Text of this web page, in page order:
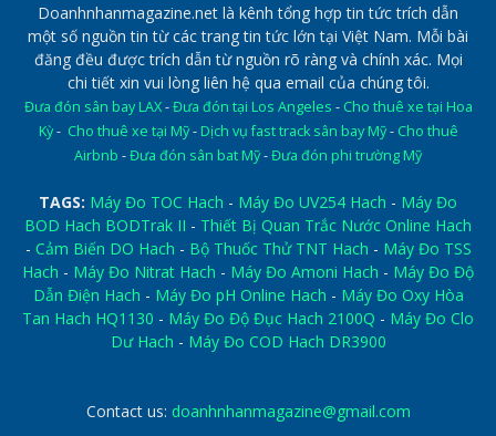
Doanhnhanmagazine.net là kênh tổng hợp tin tức trích dẫn
một số nguồn tin từ các trang tin tức lớn tại Việt Nam. Mỗi bài
đăng đều được trích dẫn từ nguồn rõ ràng và chính xác. Mọi
chi tiết xin vui lòng liên hệ qua email của chúng tôi.
Đưa đón sân bay LAX-Đưa đón tại Los Angeles - Cho thuê xe tại Hoa
Kỳ- Cho thuê xe tại Mỹ- Dịch vụ fast track sân bay Mỹ- Cho thuê
Airbnb -Đưa đón sân bat Mỹ-Đưa đón phi trường Mỹ
TAGS: Máy Đo TOC Hach - Máy Đo UV254 Hach - Máy Đo
BOD Hach BODTrak II - Thiết Bị Quan Trắc Nước Online Hach
- Cảm Biến DO Hach - Bộ Thuốc Thử TNT Hach - Máy Đo TSS
Hach - Máy Đo Nitrat Hach - Máy Đo Amoni Hach - Máy Đo Độ
Dẫn Điện Hach - Máy Đo pH Online Hach - Máy Đo Oxy Hòa
Tan Hach HQ1130 - Máy Đo Độ Đục Hach 2100Q - Máy Đo Clo
Dư Hach - Máy Đo COD Hach DR3900
Contact us: doanhnhanmagazine@gmail.com